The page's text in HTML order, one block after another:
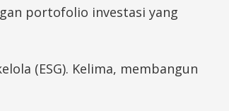
portofolio investasi yang
(ESG). Kelima, membangun